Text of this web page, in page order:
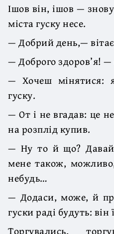
Ішов він, ішов —
міста гуску несе.
— Добрий день,—
— Доброго здоров’я!
— Хочеш мінятися:
гуску.
— От і не вгадав: це
на розплід купив.
— Ну то й що? Давай
мене також,
небудь…
— Додаси, може, й
гуски раді будуть: він
Торгувались,